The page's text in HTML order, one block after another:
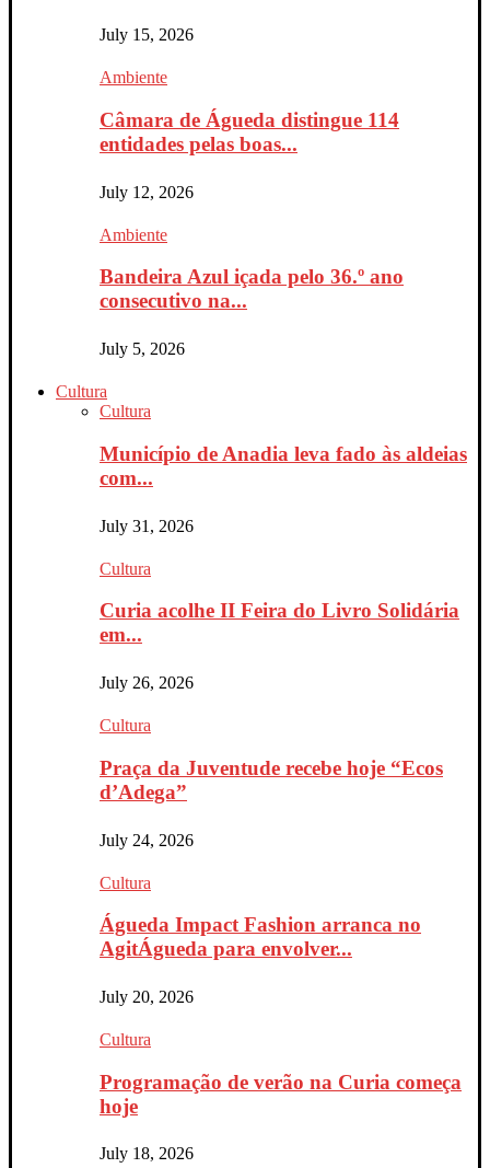
July 15, 2026
Ambiente
Câmara de Águeda distingue 114
entidades pelas boas...
July 12, 2026
Ambiente
Bandeira Azul içada pelo 36.º ano
consecutivo na...
July 5, 2026
Cultura
Cultura
Município de Anadia leva fado às aldeias
com...
July 31, 2026
Cultura
Curia acolhe II Feira do Livro Solidária
em...
July 26, 2026
Cultura
Praça da Juventude recebe hoje “Ecos
d’Adega”
July 24, 2026
Cultura
Águeda Impact Fashion arranca no
AgitÁgueda para envolver...
July 20, 2026
Cultura
Programação de verão na Curia começa
hoje
July 18, 2026